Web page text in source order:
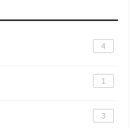
4
1
3